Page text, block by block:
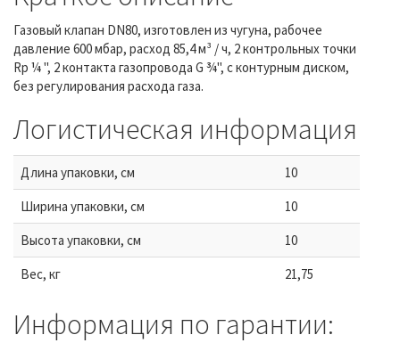
Газовый клапан DN80, изготовлен из чугуна, рабочее
давление 600 мбар, расход 85,4 м³ / ч, 2 контрольных точки
Rp ¼ ", 2 контакта газопровода G ¾", с контурным диском,
без регулирования расхода газа.
Логистическая информация
Длина упаковки, см
10
Ширина упаковки, см
10
Высота упаковки, см
10
Вес, кг
21,75
Информация по гарантии: